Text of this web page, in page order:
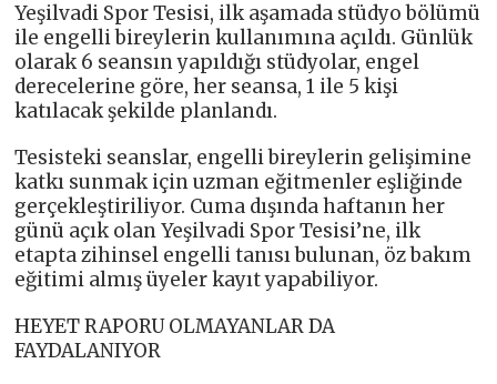
Yeşilvadi Spor Tesisi, ilk aşamada stüdyo bölümü
ile engelli bireylerin kullanımına açıldı. Günlük
olarak 6 seansın yapıldığı stüdyolar, engel
derecelerine göre, her seansa, 1 ile 5 kişi
katılacak şekilde planlandı.
Tesisteki seanslar, engelli bireylerin gelişimine
katkı sunmak için uzman eğitmenler eşliğinde
gerçekleştiriliyor. Cuma dışında haftanın her
günü açık olan Yeşilvadi Spor Tesisi’ne, ilk
etapta zihinsel engelli tanısı bulunan, öz bakım
eğitimi almış üyeler kayıt yapabiliyor.
HEYET RAPORU OLMAYANLAR DA
FAYDALANIYOR